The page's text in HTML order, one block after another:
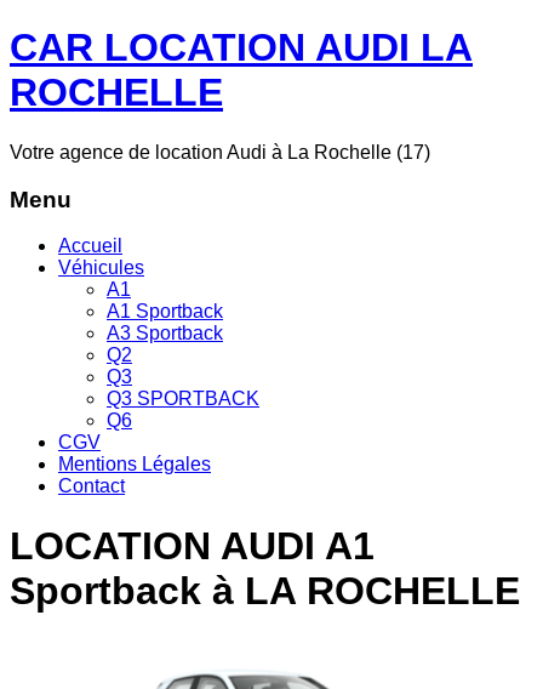
CAR LOCATION AUDI LA
ROCHELLE
Votre agence de location Audi à La Rochelle (17)
Menu
Accueil
Véhicules
A1
A1 Sportback
A3 Sportback
Q2
Q3
Q3 SPORTBACK
Q6
CGV
Mentions Légales
Contact
LOCATION AUDI A1
Sportback à LA ROCHELLE